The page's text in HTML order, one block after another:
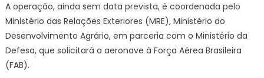
A operação, ainda sem data prevista, é coordenada pelo
Ministério das Relações Exteriores (MRE), Ministério do
Desenvolvimento Agrário, em parceria com o Ministério da
Defesa, que solicitará a aeronave à Força Aérea Brasileira
(FAB).